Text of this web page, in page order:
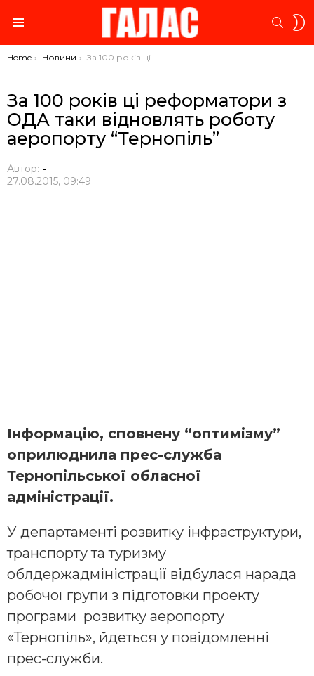
You are here:
Home Новини За 100 років ці реформатори з ОДА таки відновлять роботу аеропорту “Тернопіль”
За 100 років ці реформатори з
ОДА таки відновлять роботу
аеропорту “Тернопіль”
Автор: -
27.08.2015, 09:49
Інформацію, сповнену “оптимізму”
оприлюднила прес-служба
Тернопільської обласної
адміністрації.
У департаменті розвитку інфраструктури,
транспорту та туризму
облдержадміністрації відбулася нарада
робочої групи з підготовки проекту
програми розвитку аеропорту
«Тернопіль», йдеться у повідомленні
прес-служби.